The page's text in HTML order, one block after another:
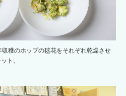
穫のホップの毬花をそれぞれ乾燥させ
ト。